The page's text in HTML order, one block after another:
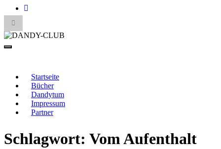
Suchbox
umschalten
Search
for:Navigation
Startseite
Bücher
Dandytum
Impressum
Partner
Schlagwort: Vom Aufenthalt